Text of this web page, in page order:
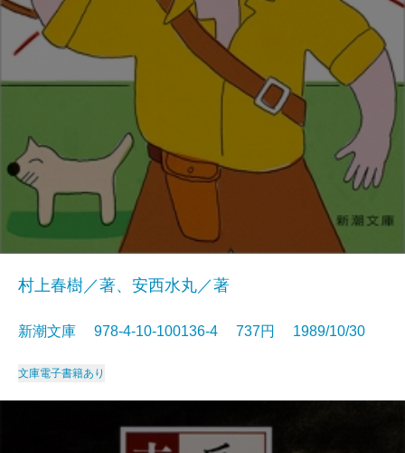
村上春樹／著、安西水丸／著
新潮文庫 978-4-10-100136-4 737円 1989/10/30
文庫電子書籍あり